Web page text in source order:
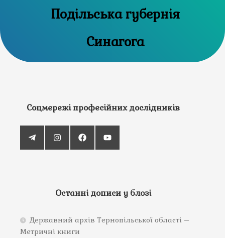
Подільська губернія
Синагога
Соцмережі професійних дослідників
Останні дописи у блозі
Державний архів Тернопільської області –
Метричні книги